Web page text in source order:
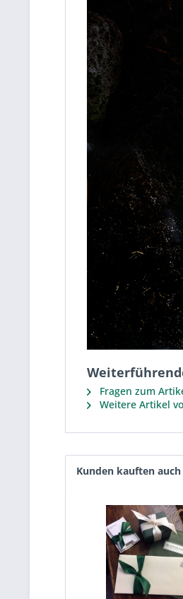
Fragen zum
Weitere Artikel
Kunden kauften auch